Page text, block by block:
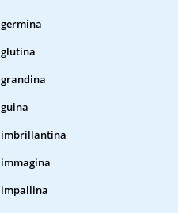
germina
glutina
grandina
guina
imbrillantina
immagina
impallina